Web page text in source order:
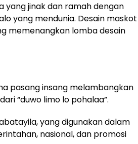
yang jinak dan ramah dengan
yang mendunia. Desain maskot
memenangkan lomba desain
pasang insang melambangkan
“duwo limo lo pohalaa”.
yang digunakan dalam
nasional, dan promosi